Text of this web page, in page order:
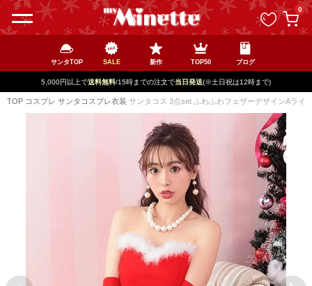
0
サンタTOP SALE 新作 TOP50 ブログ
5,000円以上で送料無料/15時までの注文で当日発送(※土日祝は12時まで)
TOP コスプレ サンタコスプレ衣装 サンタコス 3点set ふわふわフェザーデザインAライ
ペー
ジト
ップ